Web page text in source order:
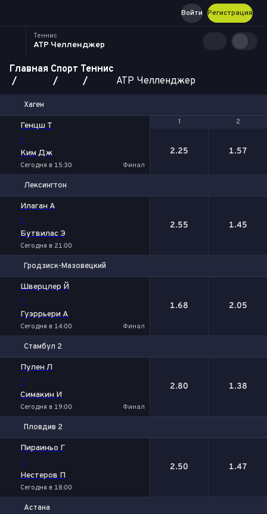
Регистрация
Войти
Теннис
ATP Челленджер
Главная Спорт Теннис
ATP Челленджер
Хаген
1 2
Генцш Т
-
Ким Дж
Сегодня в 15:30 Финал
1 2
2.25 1.57
Лексингтон
Илаган А
-
Бутвилас Э
Сегодня в 21:00
2.55 1.45
Гродзиск-Мазовецкий
Шверцлер Й
-
Гуэррьери А
Сегодня в 14:00 Финал
1.68 2.05
Стамбул 2
Пулен Л
-
Симакин И
Сегодня в 19:00 Финал
2.80 1.38
Пловдив 2
Пираиньо Г
-
Нестеров П
Сегодня в 18:00
2.50 1.47
Астана